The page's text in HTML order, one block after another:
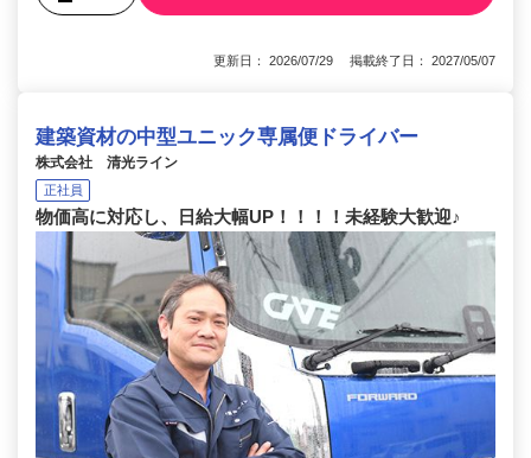
更新日： 2026/07/29 掲載終了日： 2027/05/07
建築資材の中型ユニック専属便ドライバー
株式会社 清光ライン
正社員
物価高に対応し、日給大幅UP！！！！未経験大歓迎♪